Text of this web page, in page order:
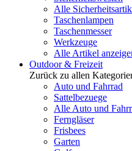
Alle
Taschenlampen
Taschenmesser
Werkzeuge
Alle Artikel
Outdoor & Freizeit
Zurück zu allen
Auto und Fahrrad
Sattelbezuege
Alle Auto und
Ferngläser
Frisbees
Garten